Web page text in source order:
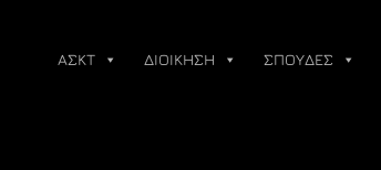
ΑΣΚΤ ΔΙΟΙΚΗΣΗ ΣΠΟΥΔΕΣ